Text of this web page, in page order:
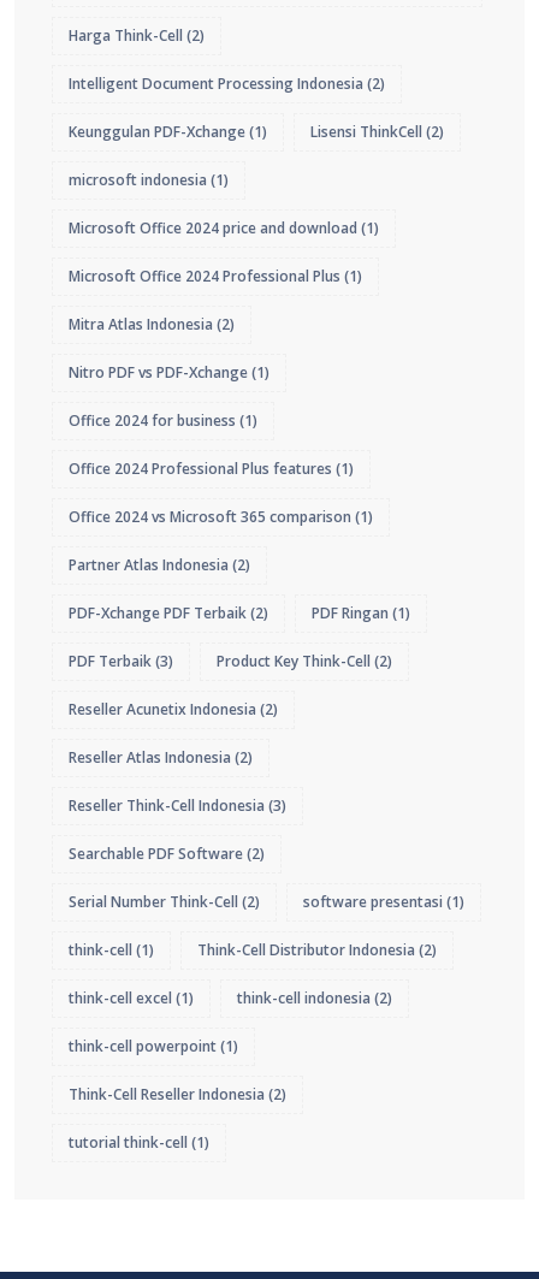
Harga Think-Cell (2)
Intelligent Document Processing Indonesia (2)
Keunggulan PDF-Xchange(1) Lisensi ThinkCell (2)
microsoft indonesia (1)
Microsoft Office 2024 price and download (1)
Microsoft Office 2024 Professional Plus (1)
Mitra Atlas Indonesia (2)
Nitro PDF vs PDF-Xchange(1)
Office 2024 for business (1)
Office 2024 Professional Plus features (1)
Office 2024 vs Microsoft 365 comparison (1)
Partner Atlas Indonesia (2)
PDF-Xchange PDF Terbaik(2) PDF Ringan (1)
PDF Terbaik(3) Product Key Think-Cell (2)
Reseller Acunetix Indonesia (2)
Reseller Atlas Indonesia (2)
Reseller Think-Cell Indonesia (3)
Searchable PDF Software(2)
Serial Number Think-Cell (2) software presentasi (1)
think-cell (1) Think-Cell Distributor Indonesia (2)
think-cell excel (1) think-cell indonesia (2)
think-cell powerpoint(1)
Think-Cell Reseller Indonesia (2)
tutorial think-cell (1)